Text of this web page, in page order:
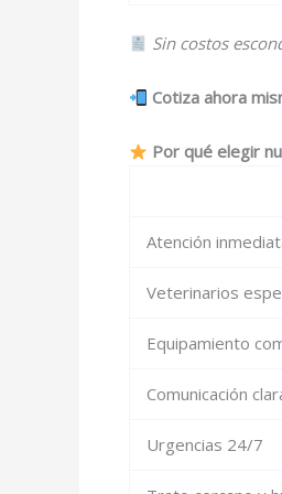
Sin costos
Cotiza ahora
Por qué elegir
Atención
Veterinarios
Equipamiento
Comunicación
Urgencias 24/7